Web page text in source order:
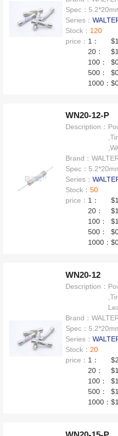
Spec：
Series：
Stock： 120
price： 1：
20：
100：
500：
1000：
WN20-12-P
Description：
Brand：
Spec：
Series：
Stock：50
price： 1：
20：
100：
500：
1000：
WN20-12
Description：
Brand：
Spec：
Series：
Stock：20
price： 1：
20：
100：
500：
1000：